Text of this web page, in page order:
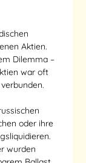
Aktien.
Dilemma –
war oft
oder ihre
wurden